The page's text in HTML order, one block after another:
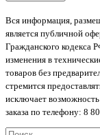
Вся информация,
является публичной
Гражданского кодекса
изменения в
товаров без
стремится
исключает
заказа по телефону: 8